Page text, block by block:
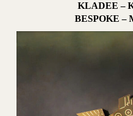
KLADEE –
BESPOKE –